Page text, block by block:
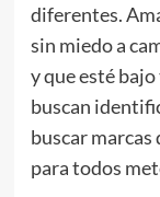
diferentes.
sin miedo a
y que esté
buscan
buscar marcas
para todos